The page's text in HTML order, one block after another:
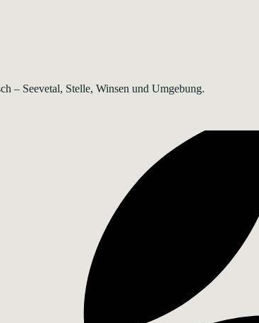
– Seevetal, Stelle, Winsen und Umgebung.